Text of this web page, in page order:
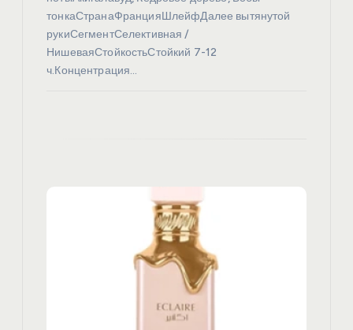
тонкаСтранаФранцияШлейфДалее вытянутой
рукиСегментСелективная /
НишеваяСтойкостьСтойкий 7-12
ч.Концентрация…